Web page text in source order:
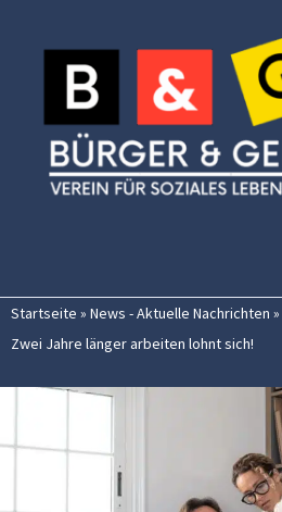
Inhalt
springen
Startseite » News - Aktuelle Nachrichten »
Zwei Jahre länger arbeiten lohnt sich!